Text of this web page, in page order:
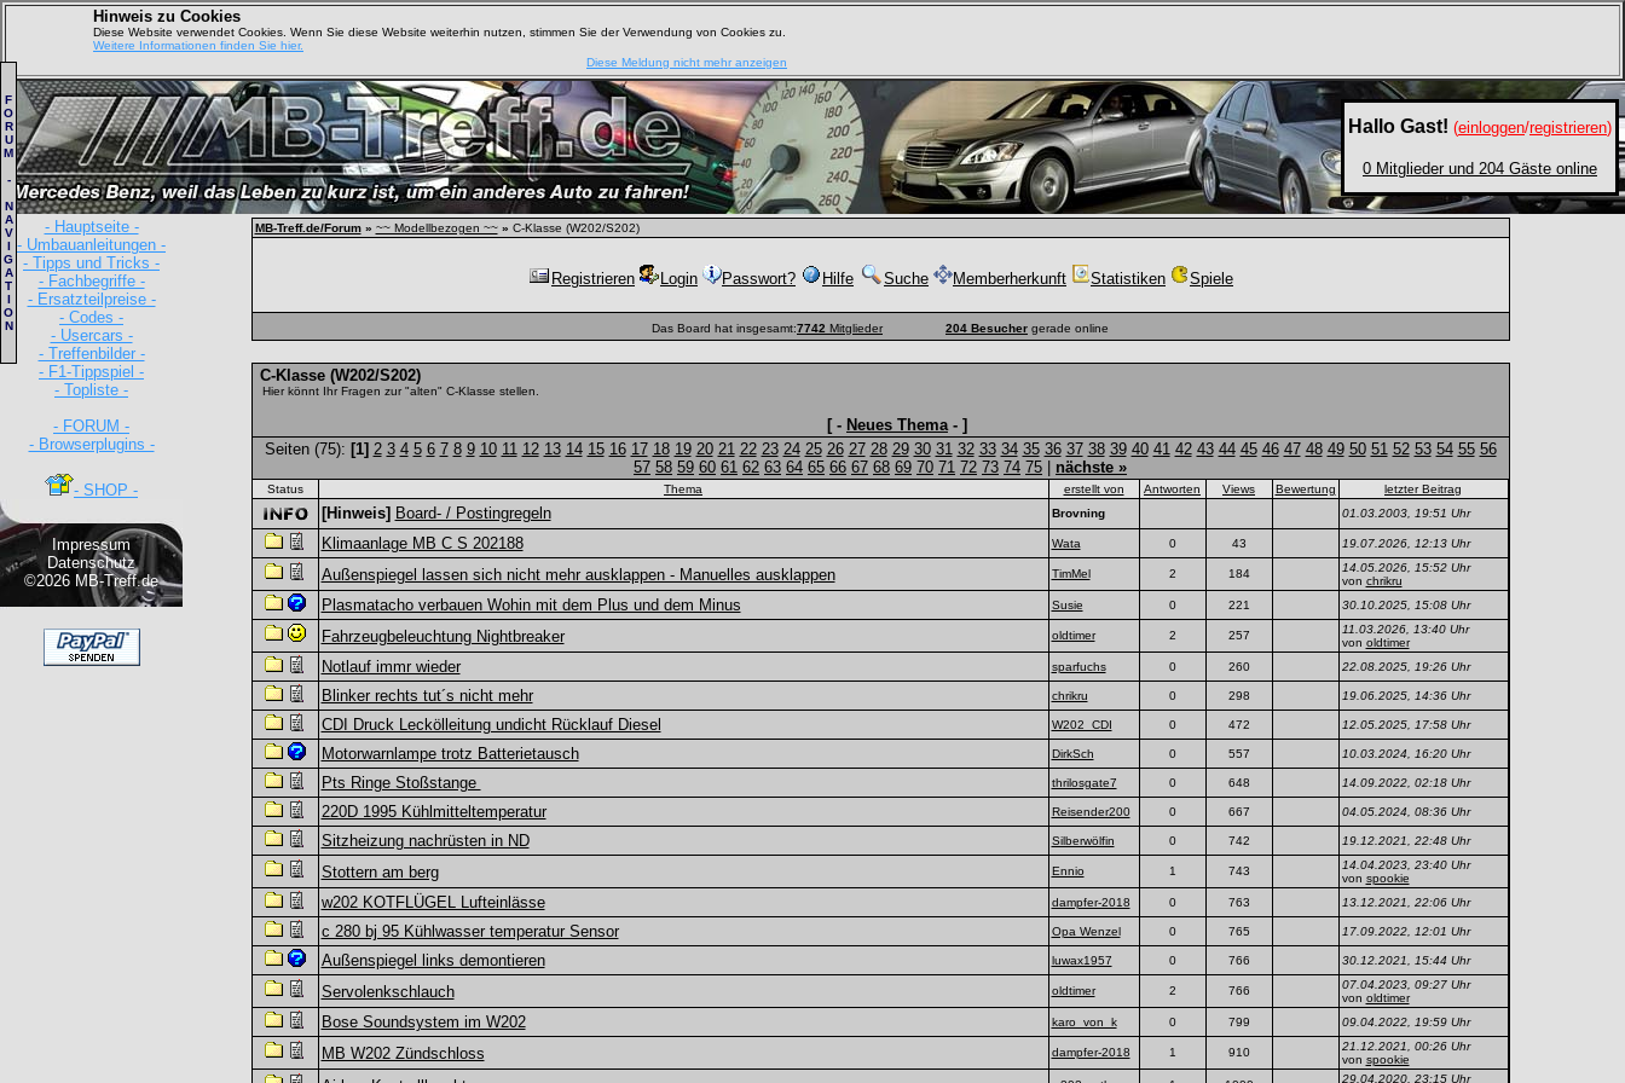
Hinweis zu Cookies
Diese Website verwendet Cookies. Wenn Sie diese Website weiterhin nutzen, stimmen Sie der Verwendung von Cookies zu.
Weitere Informationen finden Sie hier.
Diese Meldung nicht mehr anzeigen
Hallo Gast! (einloggen/registrieren)
0 Mitglieder und 204 Gäste online
- Hauptseite -
- Umbauanleitungen -
- Tipps und Tricks -
- Fachbegriffe -
- Ersatzteilpreise -
- Codes -
- Usercars -
- Treffenbilder -
- F1-Tippspiel -
- Topliste -
- FORUM -
- Browserplugins -
- SHOP -
Impressum
Datenschutz
©2026 MB-Treff.de
F
O
R
U
M
-
N
A
V
I
G
A
T
I
O
N
MB-Treff.de/Forum » ~~ Modellbezogen ~~ » C-Klasse (W202/S202)
Registrieren Login Passwort? Hilfe Suche Memberherkunft Statistiken Spiele
Das Board hat insgesamt:7742 Mitglieder 204 Besucher gerade online
C-Klasse (W202/S202)
Hier könnt Ihr Fragen zur "alten" C-Klasse stellen.
[ - Neues Thema- ]
Seiten (75): [1] 2 3 4 5 6 7 8 9 10 11 12 13 14 15 16 17 18 19 20 21 22 23 24 25 26 27 28 29 30 31 32 33 34 35 36 37 38 39 40 41 42 43 44 45 46 47 48 49 50 51 52 53 54 55 56
57 58 59 60 61 62 63 64 65 66 67 68 69 70 71 72 73 74 75 nächste »
Status Thema erstellt von Antworten Views Bewertung letzter Beitrag
[Hinweis] Board- / Postingregeln Brovning 01.03.2003, 19:51 Uhr
Klimaanlage MB C S 202188 Wata 0 43 19.07.2026, 12:13 Uhr
Außenspiegel lassen sich nicht mehr ausklappen - Manuelles ausklappen TimMel 2 184
14.05.2026, 15:52 Uhr
von chrikru
Plasmatacho verbauen Wohin mit dem Plus und dem Minus Susie 0 221 30.10.2025, 15:08 Uhr
Fahrzeugbeleuchtung Nightbreaker oldtimer 2 257
11.03.2026, 13:40 Uhr
von oldtimer
Notlauf immr wieder sparfuchs 0 260 22.08.2025, 19:26 Uhr
Blinker rechts tut´s nicht mehr chrikru 0 298 19.06.2025, 14:36 Uhr
CDI Druck Leckölleitung undicht Rücklauf Diesel W202_CDI 0 472 12.05.2025, 17:58 Uhr
Motorwarnlampe trotz Batterietausch DirkSch 0 557 10.03.2024, 16:20 Uhr
Pts Ringe Stoßstange thrilosgate7 0 648 14.09.2022, 02:18 Uhr
220D 1995 Kühlmitteltemperatur Reisender200 0 667 04.05.2024, 08:36 Uhr
Sitzheizung nachrüsten in ND Silberwölfin 0 742 19.12.2021, 22:48 Uhr
Stottern am berg Ennio 1 743
14.04.2023, 23:40 Uhr
von spookie
w202 KOTFLÜGEL Lufteinlässe dampfer-2018 0 763 13.12.2021, 22:06 Uhr
c 280 bj 95 Kühlwasser temperatur Sensor Opa Wenzel 0 765 17.09.2022, 12:01 Uhr
Außenspiegel links demontieren luwax1957 0 766 30.12.2021, 15:44 Uhr
Servolenkschlauch oldtimer 2 766
07.04.2023, 09:27 Uhr
von oldtimer
Bose Soundsystem im W202 karo_von_k 0 799 09.04.2022, 19:59 Uhr
MB W202 Zündschloss dampfer-2018 1 910
21.12.2021, 00:26 Uhr
von spookie
29.04.2020, 23:15 Uhr